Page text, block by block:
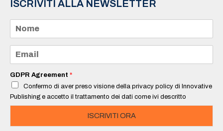
ISCRIVITI ALLA NEWSLETTER
m
e
a
i
*
GDPR Agreement *
Confermo di aver preso visione della privacy policy di Innovative
Publishing e accetto il trattamento dei dati come ivi descritto
ISCRIVITI ORA